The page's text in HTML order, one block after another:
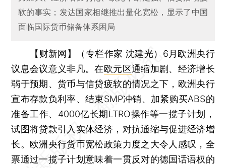
软的事实；发达国家相继推出量化宽松，显示了中国
面临国际货币储备体系困局
【财新网】（专栏作家 沈建光） 6月欧洲央行
议息会议意义非凡。在欧元区通缩加剧、经济增长
弱于预期、货币与信贷疲软的情况之下，欧洲央行
宣布存款负利率、结束SMP冲销、加紧购买ABS的
准备工作、4000亿长期LTRO操作等一揽子计划，
试图将贷款引入实体经济，对抗通缩与促进经济增
长。欧洲央行货币宽松政策力度之大令人感叹，全
票通过一揽子计划意味着一贯反对的德国话语权的